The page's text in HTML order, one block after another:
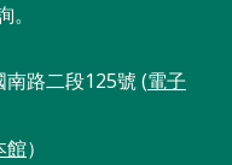
路二段125號 (電子
館）